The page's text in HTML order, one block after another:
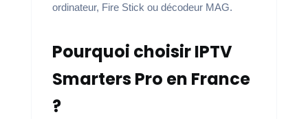
ordinateur, Fire Stick ou décodeur MAG.
Pourquoi choisir IPTV
Smarters Pro en France
?